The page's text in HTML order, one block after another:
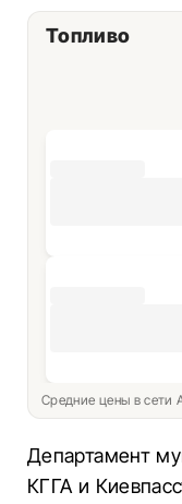
Топливо
Средние цены в сети
Департамент
КГГА и